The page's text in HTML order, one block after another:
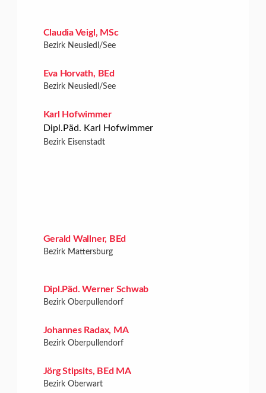
Claudia Veigl, MSc
Bezirk Neusiedl/See
Eva Horvath, BEd
Bezirk Neusiedl/See
Karl Hofwimmer
Dipl.Päd. Karl Hofwimmer
Bezirk Eisenstadt
Gerald Wallner, BEd
Bezirk Mattersburg
Dipl.Päd. Werner Schwab
Bezirk Oberpullendorf
Johannes Radax, MA
Bezirk Oberpullendorf
Jörg Stipsits, BEd MA
Bezirk Oberwart